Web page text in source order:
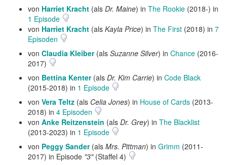
von Harriet Kracht (als Dr. Maine) in The Rookie (2018-) in
1 Episode
von Harriet Kracht (als Kayla Price) in The First (2018) in 7
Episoden
von Claudia Kleiber(als Suzanne Silver) in Chance (2016-
2017)
von Bettina Kenter(als Dr. Kim Carrie) in Code Black
(2015-2018) in 1 Episode
von Vera Teltz (als Celia Jones) in House of Cards (2013-
2018) in 4 Episoden
von Anke Reitzenstein (als Dr. Grey) in The Blacklist
(2013-2023) in 1 Episode
von Peggy Sander(als Mrs. Pittman) in Grimm (2011-
2017) in Episode "3"(Staffel 4)